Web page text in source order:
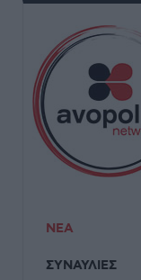
ΝΕΑ
ΣΥΝΑΥΛΙΕΣ